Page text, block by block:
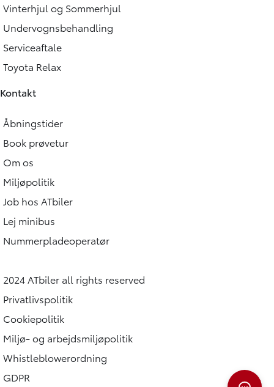
Vinterhjul og Sommerhjul
Undervognsbehandling
Serviceaftale
Toyota Relax
Kontakt
Åbningstider
Book prøvetur
Om os
Miljøpolitik
Job hos ATbiler
Lej minibus
Nummerpladeoperatør
2024 ATbiler all rights reserved
Privatlivspolitik
Cookiepolitik
Miljø- og arbejdsmiljøpolitik
Whistleblowerordning
GDPR